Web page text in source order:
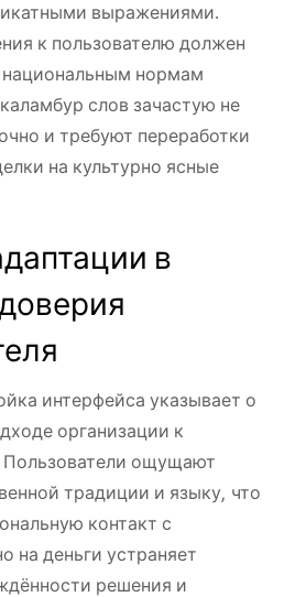
выражениями.
к пользователю должен
национальным нормам
слов зачастую не
и требуют переработки
на культурно ясные
в
интерфейса указывает о
организации к
ощущают
традиции и языку, что
контакт с
на деньги устраняет
решения и